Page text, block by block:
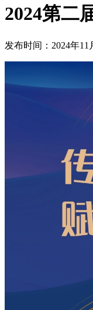
2024第二
发布时间：2024年11